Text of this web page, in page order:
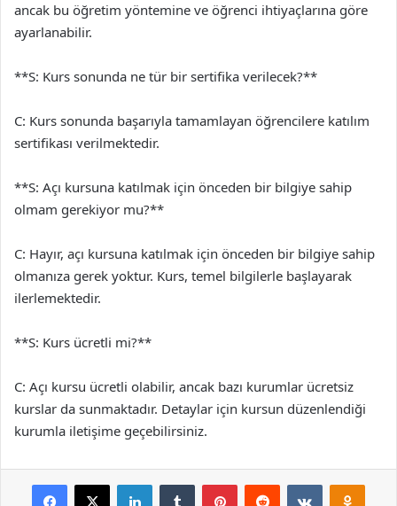
ancak bu öğretim yöntemine ve öğrenci ihtiyaçlarına göre
ayarlanabilir.
**S: Kurs sonunda ne tür bir sertifika verilecek?**
C: Kurs sonunda başarıyla tamamlayan öğrencilere katılım
sertifikası verilmektedir.
**S: Açı kursuna katılmak için önceden bir bilgiye sahip
olmam gerekiyor mu?**
C: Hayır, açı kursuna katılmak için önceden bir bilgiye sahip
olmanıza gerek yoktur. Kurs, temel bilgilerle başlayarak
ilerlemektedir.
**S: Kurs ücretli mi?**
C: Açı kursu ücretli olabilir, ancak bazı kurumlar ücretsiz
kurslar da sunmaktadır. Detaylar için kursun düzenlendiği
kurumla iletişime geçebilirsiniz.
Facebook
X LinkedInTumblr PinterestReddit VKontakte